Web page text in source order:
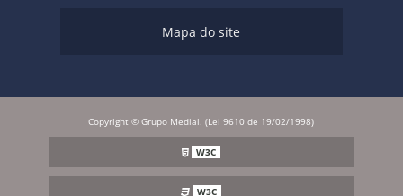
Mapa do site
Copyright © Grupo Medial. (Lei 9610 de 19/02/1998)
W3C
W3C